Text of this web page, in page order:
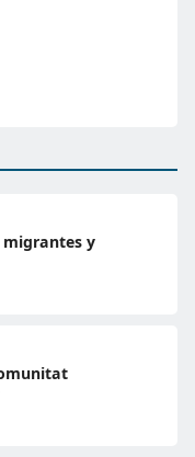
migrantes y